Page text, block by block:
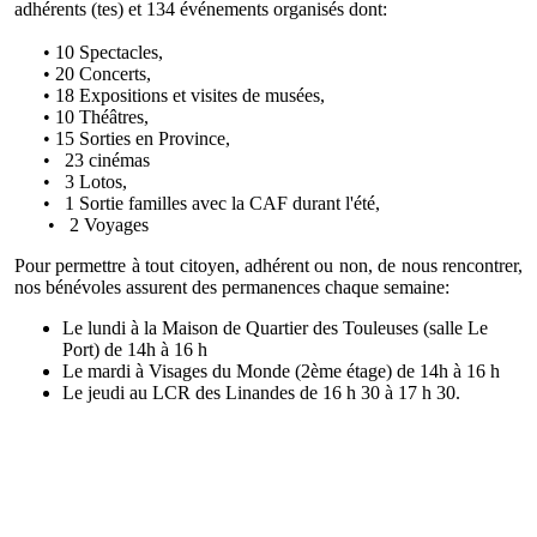
adhérents (tes) et 134 événements organisés dont:
• 10 Spectacles,
• 20 Concerts,
• 18 Expositions et visites de musées,
• 10 Théâtres,
• 15 Sorties en Province,
• 23 cinémas
• 3 Lotos,
• 1 Sortie familles avec la CAF durant l'été,
• 2 Voyages
Pour permettre à tout citoyen, adhérent ou non, de nous rencontrer,
nos bénévoles assurent des permanences chaque semaine:
Le lundi à la Maison de Quartier des Touleuses (salle Le
Port) de 14h à 16 h
Le mardi à Visages du Monde (2ème étage) de 14h à 16 h
Le jeudi au LCR des Linandes de 16 h 30 à 17 h 30.